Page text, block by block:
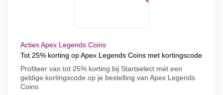
Acties Apex Legends Coins
Tot 25% korting op Apex Legends Coins met kortingscode
Profiteer van tot 25% korting bij Startselect met een
geldige kortingscode op je bestelling van Apex Legends
Coins